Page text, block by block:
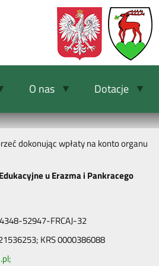
O nas Dotacje
dokonując wpłaty na konto organu
u Erazma i Pankracego
52947-FRCAJ-32
KRS 0000386088
;